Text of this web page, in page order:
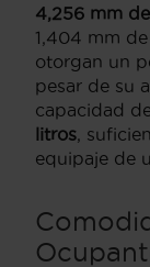
4,256 mm
1,404 mm
otorgan un
pesar de su
capacidad
litros,
equipaje de